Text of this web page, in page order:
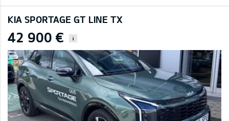
KIA SPORTAGE GT LINE TX
42 900 € i